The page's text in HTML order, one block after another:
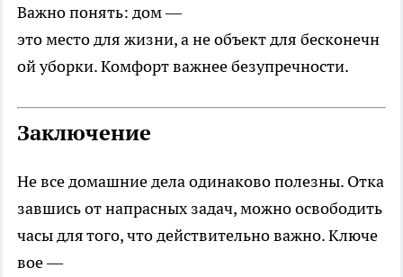
Важно понять: дом —
это место для жизни, а не объект для бесконечн
ой уборки. Комфорт важнее безупречности.
Заключение
Не все домашние дела одинаково полезны. Отка
завшись от напрасных задач, можно освободить
часы для того, что действительно важно. Ключе
вое —